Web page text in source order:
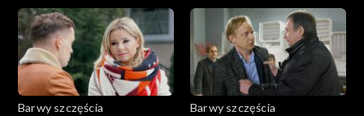
Barwy szczęścia
Barwy szczęścia